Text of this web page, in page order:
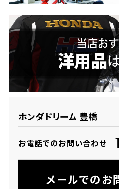
ホンダドリーム 豊橋
お電話でのお問い合わせ
メールでのお
ホンダドリーム 船橋
ホンダドリーム 松戸
ホンダドリーム 蘇我
ホンダドリーム ふか
ホンダドリーム 所沢
奈良県
ホンダドリーム 奈良